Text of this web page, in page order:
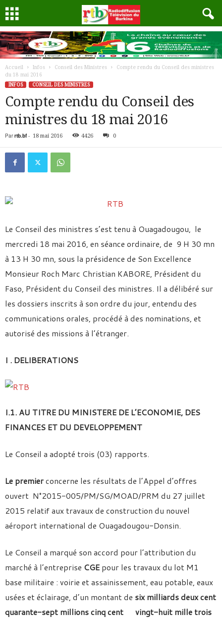
Accueil Infos Conseil des Ministres
Compte rendu du Conseil des ministres
du 18 mai 2016
INFOS
CONSEIL DES MINISTRES
Compte rendu du Conseil des
ministres du 18 mai 2016
Par rtb.bf- 18 mai 2016 4426 0
Le Conseil des ministres s’est tenu à Ouagadougou, le
mercredi 18 mai 2016, en séance ordinaire, de 9 H 30 mn
à 13 H 30 mn, sous la présidence de Son Excellence
Monsieur Roch Marc Christian KABORE, Président du
Faso, Président du Conseil des ministres. Il a délibéré sur
les dossiers inscrits à son ordre du jour, entendu des
communications orales, procédé à des nominations, et
autorisé des missions à l’étranger.
I . DELIBERATIONS
I.1. AU TITRE DU MINISTERE DE L’ECONOMIE, DES
FINANCES ET DU DEVELOPPEMENT
Le Conseil a adopté trois (03) rapports.
Le premierconcerne les résultats de l’Appel d’offres
ouvert N°2015-005/PM/SG/MOAD/PRM du 27 juillet
2015 relatif aux travaux de construction du nouvel
aéroport international de Ouagadougou-Donsin.
Le Conseil a marqué son accord pour l’attribution du
marché à l’entreprise CGE pour les travaux du lot M1
base militaire : voirie et assainissement, eau potable, eaux
usées et éclairage, d’un montant de six milliards deux cent
quarante-sept millions cinq cent vingt-huit mille trois